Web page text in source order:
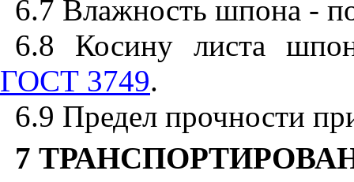
6.7 Влажность шпона -
6.8 Косину листа
ГОСТ 3749.
6.9 Предел прочности
7